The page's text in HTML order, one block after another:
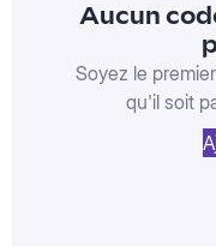
Aucun
Soyez le
qu'il soit